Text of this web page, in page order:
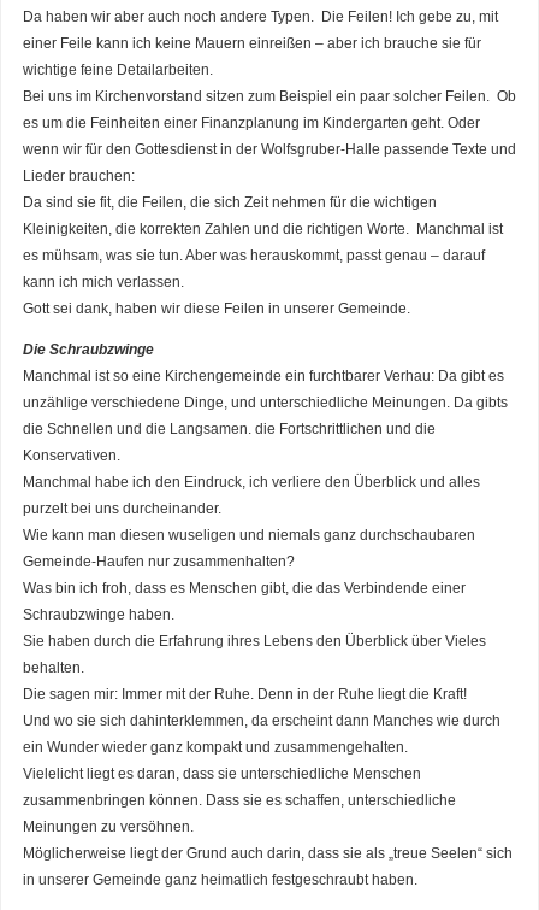
Da haben wir aber auch noch andere Typen. Die Feilen! Ich gebe zu, mit
einer Feile kann ich keine Mauern einreißen – aber ich brauche sie für
wichtige feine Detailarbeiten.
Bei uns im Kirchenvorstand sitzen zum Beispiel ein paar solcher Feilen. Ob
es um die Feinheiten einer Finanzplanung im Kindergarten geht. Oder
wenn wir für den Gottesdienst in der Wolfsgruber-Halle passende Texte und
Lieder brauchen:
Da sind sie fit, die Feilen, die sich Zeit nehmen für die wichtigen
Kleinigkeiten, die korrekten Zahlen und die richtigen Worte. Manchmal ist
es mühsam, was sie tun. Aber was herauskommt, passt genau – darauf
kann ich mich verlassen.
Gott sei dank, haben wir diese Feilen in unserer Gemeinde.
Die Schraubzwinge
Manchmal ist so eine Kirchengemeinde ein furchtbarer Verhau: Da gibt es
unzählige verschiedene Dinge, und unterschiedliche Meinungen. Da gibts
die Schnellen und die Langsamen. die Fortschrittlichen und die
Konservativen.
Manchmal habe ich den Eindruck, ich verliere den Überblick und alles
purzelt bei uns durcheinander.
Wie kann man diesen wuseligen und niemals ganz durchschaubaren
Gemeinde-Haufen nur zusammenhalten?
Was bin ich froh, dass es Menschen gibt, die das Verbindende einer
Schraubzwinge haben.
Sie haben durch die Erfahrung ihres Lebens den Überblick über Vieles
behalten.
Die sagen mir: Immer mit der Ruhe. Denn in der Ruhe liegt die Kraft!
Und wo sie sich dahinterklemmen, da erscheint dann Manches wie durch
ein Wunder wieder ganz kompakt und zusammengehalten.
Vielelicht liegt es daran, dass sie unterschiedliche Menschen
zusammenbringen können. Dass sie es schaffen, unterschiedliche
Meinungen zu versöhnen.
Möglicherweise liegt der Grund auch darin, dass sie als „treue Seelen“ sich
in unserer Gemeinde ganz heimatlich festgeschraubt haben.